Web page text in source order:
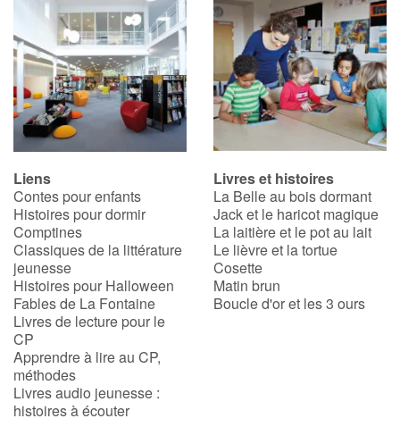
Liens
Contes pour enfants
Histoires pour dormir
Comptines
Classiques de la littérature
jeunesse
Histoires pour Halloween
Fables de La Fontaine
Livres de lecture pour le
CP
Apprendre à lire au CP,
méthodes
Livres audio jeunesse :
histoires à écouter
Livres et histoires
La Belle au bois dormant
Jack et le haricot magique
La laitière et le pot au lait
Le lièvre et la tortue
Cosette
Matin brun
Boucle d'or et les 3 ours